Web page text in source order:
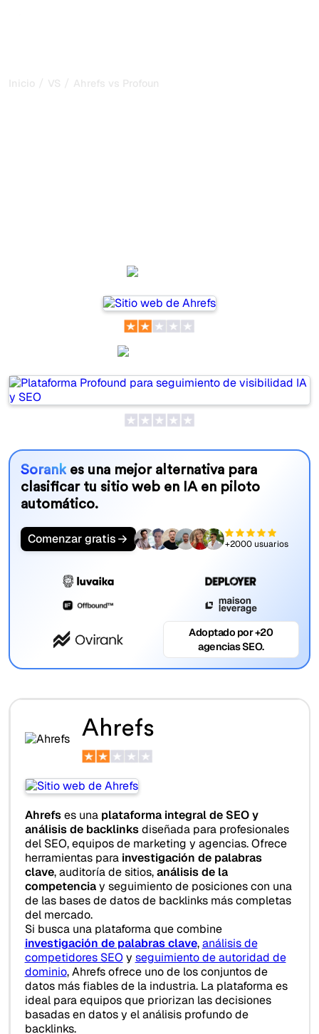
Inicio / VS / Ahrefs vs Profound
Sorankes una mejor alternativa para
clasificar tu sitio web en IA en piloto
automático.
Comenzar gratis +2000 usuarios
Adoptado por +20
agencias SEO.
Ahrefs
Ahrefses una plataforma integral de SEO y
análisis de backlinksdiseñada para profesionales
del SEO, equipos de marketing y agencias. Ofrece
herramientas para investigación de palabras
clave, auditoría de sitios,análisis de la
competenciay seguimiento de posiciones con una
de las bases de datos de backlinks más completas
del mercado.
Si busca una plataforma que combine
investigación de palabras clave,análisis de
competidores SEO y seguimiento de autoridad de
dominio, Ahrefs ofrece uno de los conjuntos de
datos más fiables de la industria. La plataforma es
ideal para equipos que priorizan las decisiones
basadas en datos y el análisis profundo de
backlinks.